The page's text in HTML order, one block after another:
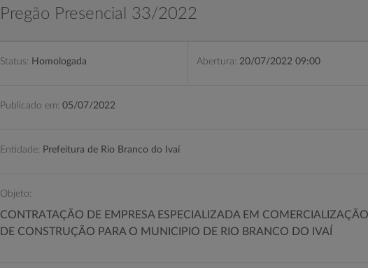
Pregão Presencial 33/2022
Status: Homologada Abertura: 20/07/2022 09:00
Publicado em: 05/07/2022
Entidade: Prefeitura de Rio Branco do Ivaí
Objeto:
CONTRATAÇÃO DE EMPRESA ESPECIALIZADA EM
DE CONSTRUÇÃO PARA O MUNICIPIO DE RIO BRANCO DO IVAÍ